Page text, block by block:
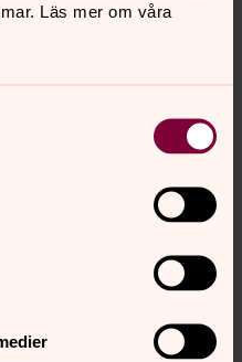
Läs mer om våra
oss.